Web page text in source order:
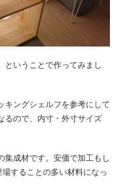
ということで作ってみまし
キングシェルフを参考にして
るので、内寸・外寸サイズ
集成材です。安価で加工もし
することの多い材料になっ